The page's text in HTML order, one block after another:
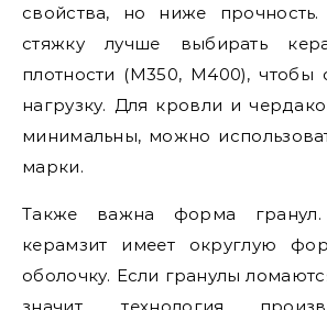
свойства, но ниже
стяжку лучше выбирать
плотности (М350, М400), чтобы
нагрузку. Для кровли и
минимальны, можно
марки.
Также важна форма гранул.
керамзит имеет округлую
оболочку. Если гранулы